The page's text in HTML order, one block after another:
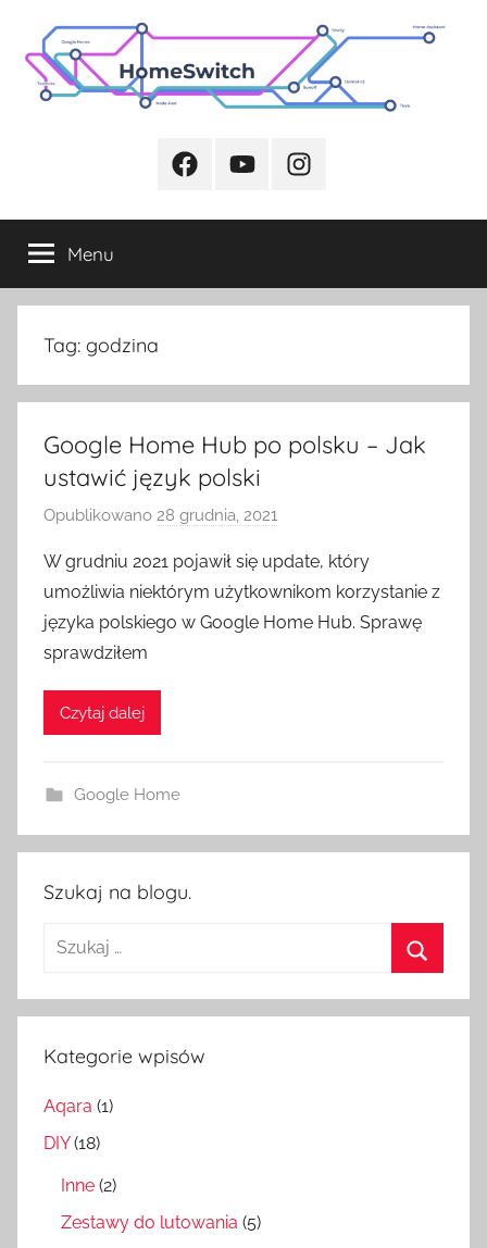
treści
FacebookYoutubeInstagram
Menu
Tag: godzina
Google Home Hub po polsku – Jak
ustawić język polski
Opublikowano 28 grudnia, 2021
z
e
z
t
W grudniu 2021 pojawił się update, który
umożliwia niektórym użytkownikom korzystanie z
języka polskiego w Google Home Hub. Sprawę
sprawdziłem
Czytaj dalej
Google Home
Szukaj na blogu.
Szukaj:
Kategorie wpisów
Aqara (1)
DIY(18)
Inne (2)
Zestawy do lutowania (5)